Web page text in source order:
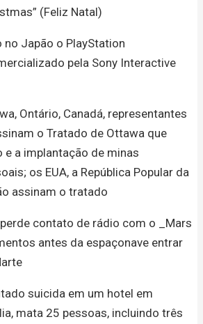
(Feliz Natal)
Japão o PlayStation
pela Sony Interactive
Ontário, Canadá, representantes
o Tratado de Ottawa que
e a implantação de minas
os EUA, a República Popular da
assinam o tratado
contato de rádio com o _Mars
antes da espaçonave entrar
suicida em um hotel em
mata 25 pessoas, incluindo três